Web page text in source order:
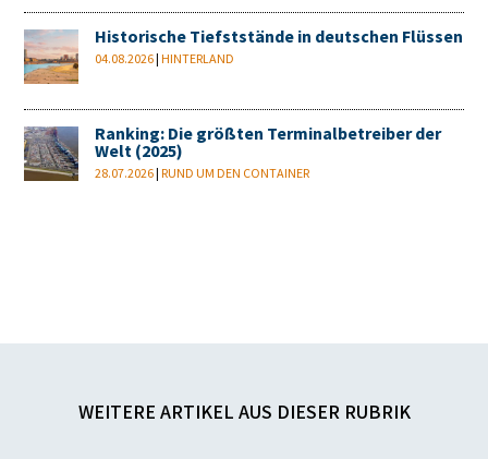
Historische Tiefststände in deutschen Flüssen
04.08.2026 |HINTERLAND
Ranking: Die größten Terminalbetreiber der
Welt (2025)
28.07.2026 |RUND UM DEN CONTAINER
WEITERE ARTIKEL AUS DIESER RUBRIK